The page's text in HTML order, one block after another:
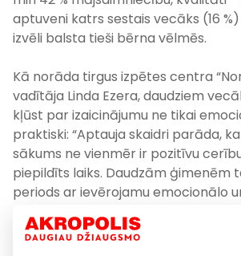
aptuveni katrs sestais vecāks (16
izvēli balsta tieši bērna vēlmēs.
Kā norāda tirgus izpētes centra
vadītāja Linda Ezera, daudziem
kļūst par izaicinājumu ne tikai
praktiski: “Aptauja skaidri parāda,
sākums ne vienmēr ir pozitīvu
piepildīts laiks. Daudzām ģimenēm
periods ar ievērojamu emocionālo
saprotošiem, iejūtīgiem un